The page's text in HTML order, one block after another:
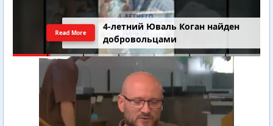
4-летний Юваль Коган найден
добровольцами
Read More